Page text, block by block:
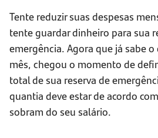
Tente reduzir suas despesas
tente guardar dinheiro para sua
emergência. Agora que já sabe
mês, chegou o momento de
total de sua reserva de
quantia deve estar de acordo
sobram do seu salário.